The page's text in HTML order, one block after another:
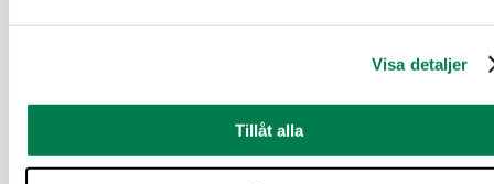
Visa detaljer
Tillåt alla
145 000 € 25,76 ha